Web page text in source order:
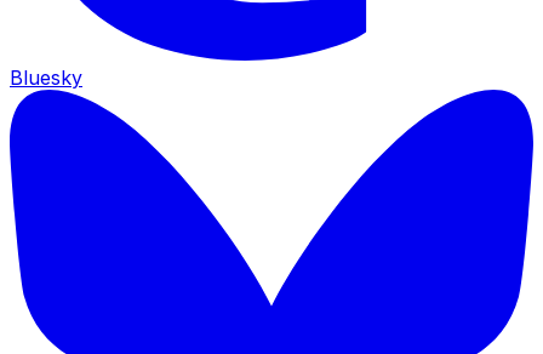
Bluesky